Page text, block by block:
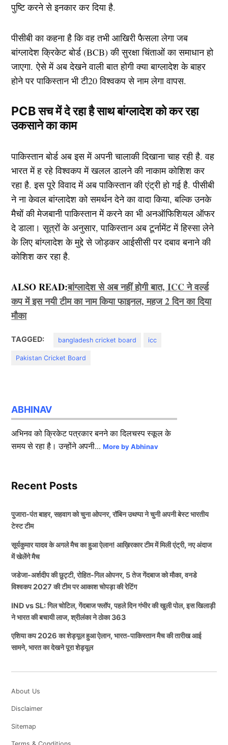
पुष्टि करने से इनकार कर दिया है.
पीसीबी का कहना है कि वह तभी आखिरी फैसला लेगा जब
बांग्लादेश क्रिकेट बोर्ड (BCB) की सुरक्षा चिंताओं का समाधान हो
जाएगा. ऐसे में अब देखने वाली बात होगी क्या बाग्लादेश के बाहर
होने पर पाकिस्तान भी टी20 विश्वकप से नाम लेगा वापस.
PCB सच में दे रहा है साथ बांग्लादेश को कर रहा
उकसाने का काम
पाकिस्तान बोर्ड अब इस में अपनी चालाकी दिखाना चाह रही है. वह
भारत में ह रहे विश्वकप में खलल डालने की नाकाम कोशिश कर
रहा है. इस पूरे विवाद में अब पाकिस्तान की एंट्री हो गई है. पीसीबी
ने ना केवल बांग्लादेश को समर्थन देने का वादा किया, बल्कि उनके
मैचों की मेजबानी पाकिस्तान में करने का भी अनऑफिशियल ऑफर
दे डाला। सूत्रों के अनुसार, पाकिस्तान अब टूर्नामेंट में हिस्सा लेने
के लिए बांग्लादेश के मुद्दे से जोड़कर आईसीसी पर दबाव बनाने की
कोशिश कर रहा है.
ALSO READ:बांग्लादेश से अब नहीं होगी बात, ICC ने वर्ल्ड
कप में इस नयी टीम का नाम किया फाइनल, महज 2 दिन का दिया
मौका
TAGGED: bangladesh cricket board icc
Pakistan Cricket Board
ABHINAV
अभिनव को क्रिकेट पत्रकार बनने का दिलचस्प स्कूल के
समय से रहा है। उन्होंने अपनी...More by Abhinav
Recent Posts
पुजारा-पंत बाहर, सहवाग को चुना ओपनर, रॉबिन उथप्पा ने चुनी अपनी बेस्ट भारतीय
टेस्ट टीम
सूर्यकुमार यादव के अगले मैच का हुआ ऐलान! आख़िरकार टीम में मिली एंट्री, नए अंदाज
में खेलेंगे मैच
जडेजा-अर्शदीप की छुट्टी, रोहित-गिल ओपनर, 5 तेज गेंदबाज को मौका, वनडे
विश्वकप 2027 की टीम पर आकाश चोपड़ा की रेटिंग
IND vs SL: गिल चोटिल, गेंदबाज फ्लॉप, पहले दिन गंभीर की खुली पोल, इस खिलाड़ी
ने भारत की बचायी लाज, श्रीलंका ने ठोका 363
एशिया कप 2026 का शेड्यूल हुआ ऐलान, भारत-पाकिस्तान मैच की तारीख आई
सामने, भारत का देखने पूरा शेड्यूल
About Us
Disclaimer
Sitemap